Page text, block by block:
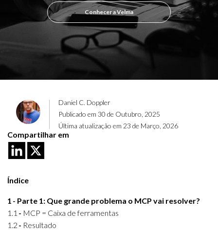
Conhecer a Velma
Daniel C. Doppler
Publicado em 30 de Outubro, 2025
Última atualização em 23 de Março, 2026
Compartilhar em
Índice
1
Parte 1: Que grande problema o MCP vai resolver?
1.1
MCP = Caixa de ferramentas
1.2
Resultado